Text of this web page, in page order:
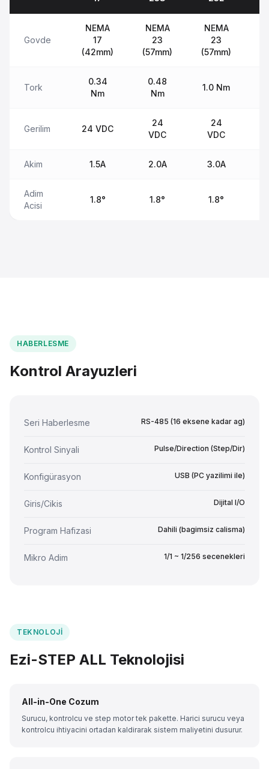
Govde
NEMA
17
(42mm)
NEMA
23
(57mm)
NEMA
23
(57mm)
Tork
0.34
Nm
0.48
Nm
1.0 Nm
Gerilim 24 VDC
24
VDC
24
VDC
Akim 1.5A 2.0A 3.0A
Adim
Acisi
1.8° 1.8° 1.8°
HABERLESME
Kontrol Arayuzleri
Seri Haberlesme RS-485 (16 eksene kadar ag)
Kontrol Sinyali Pulse/Direction (Step/Dir)
Konfigürasyon USB (PC yazilimi ile)
Giris/Cikis Dijital I/O
Program Hafizasi Dahili (bagimsiz calisma)
Mikro Adim 1/1 ~ 1/256 secenekleri
TEKNOLOJI
Ezi-STEP ALL Teknolojisi
All-in-One Cozum
Surucu, kontrolcu ve step motor tek pakette. Harici surucu veya
kontrolcu ihtiyacini ortadan kaldirarak sistem maliyetini dusurur.